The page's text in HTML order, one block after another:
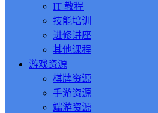
IT 教程
技能培训
进修讲座
其他课程
游戏资源
棋牌资源
手游资源
端游资源